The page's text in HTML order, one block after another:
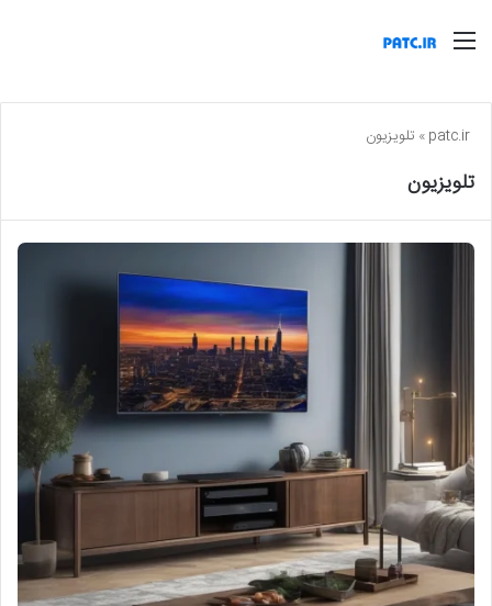
منو
» تلویزیون
تلویزیون